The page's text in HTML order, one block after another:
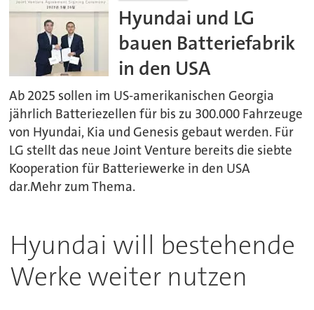
Hyundai und LG
bauen Batteriefabrik
in den USA
Ab 2025 sollen im US-amerikanischen Georgia
jährlich Batteriezellen für bis zu 300.000 Fahrzeuge
von Hyundai, Kia und Genesis gebaut werden. Für
LG stellt das neue Joint Venture bereits die siebte
Kooperation für Batteriewerke in den USA
dar.Mehr zum Thema.
Hyundai will bestehende
Werke weiter nutzen